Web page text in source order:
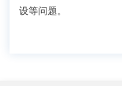
设等问题。